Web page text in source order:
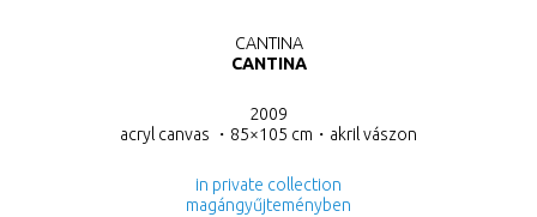
CANTINA
CANTINA
2009
acryl canvas ・85×105 cm・akril vászon
in private collection
magángyűjteményben